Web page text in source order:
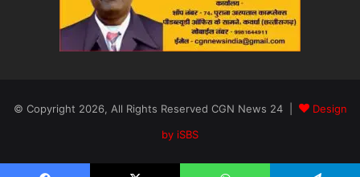
© Copyright 2026, All Rights Reserved CGN News 24 |
Design
by iSBS